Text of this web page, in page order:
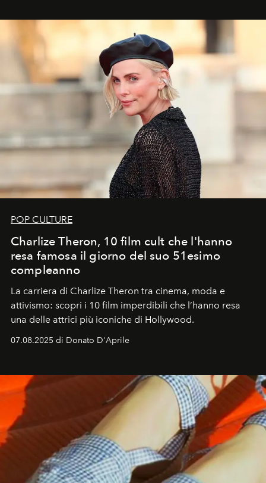
POP CULTURE
Charlize Theron, 10 film cult che l'hanno
resa famosa il giorno del suo 51esimo
compleanno
La carriera di Charlize Theron tra cinema, moda e
attivismo: scopri i 10 film imperdibili che l’hanno resa
una delle attrici più iconiche di Hollywood.
07.08.2025 di Donato D'Aprile